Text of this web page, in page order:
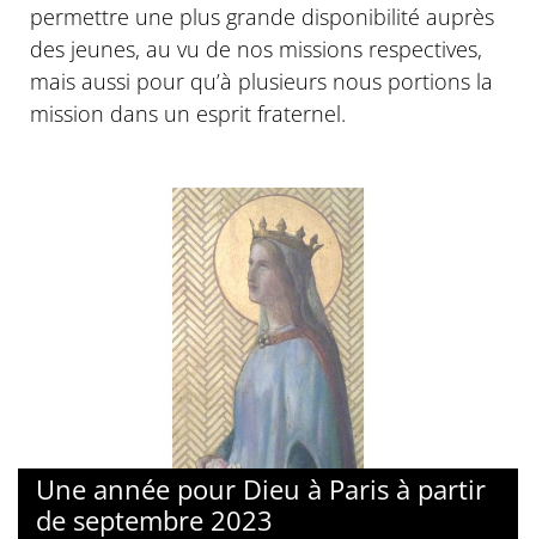
permettre une plus grande disponibilité auprès
des jeunes, au vu de nos missions respectives,
mais aussi pour qu’à plusieurs nous portions la
mission dans un esprit fraternel.
Une année pour Dieu à Paris à partir
de septembre 2023